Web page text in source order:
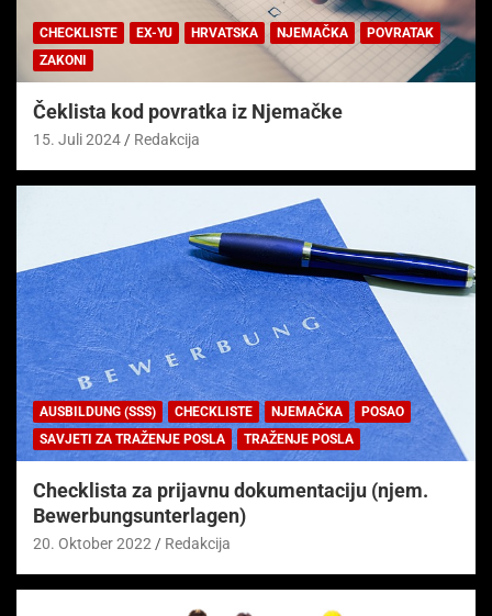
CHECKLISTE EX-YU HRVATSKA NJEMAČKA
POVRATAK
ZAKONI
Čeklista kod povratka iz Njemačke
15. Juli 2024 Redakcija
AUSBILDUNG (SSS) CHECKLISTE NJEMAČKA
POSAO
SAVJETI ZA TRAŽENJE POSLA
TRAŽENJE POSLA
Checklista za prijavnu dokumentaciju (njem.
Bewerbungsunterlagen)
20. Oktober 2022 Redakcija